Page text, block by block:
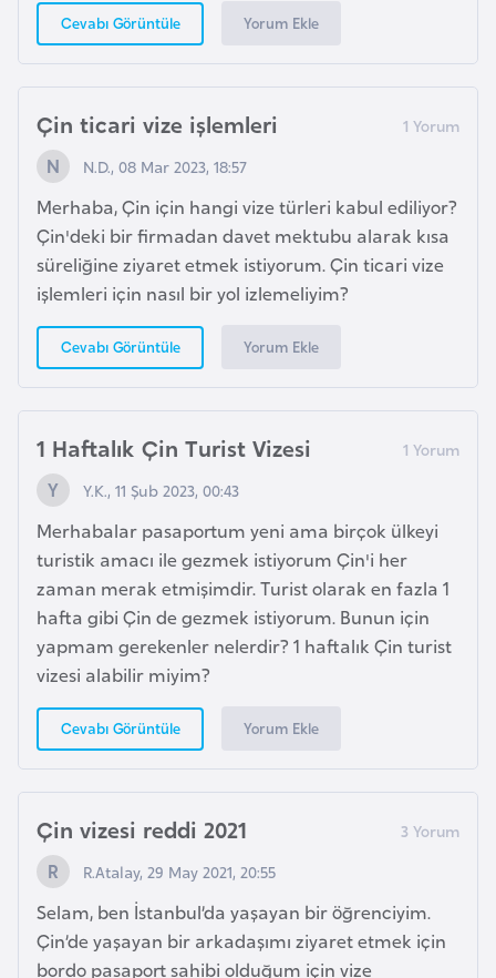
Cevabı Görüntüle Yorum Ekle
Çin ticari vize işlemleri
N.D., 08 Mar 2023, 18:57
Merhaba, Çin için hangi vize türleri kabul ediliyor?
Çin'deki bir firmadan davet mektubu alarak kısa
süreliğine ziyaret etmek istiyorum. Çin ticari vize
işlemleri için nasıl bir yol izlemeliyim?
Cevabı Görüntüle Yorum Ekle
1 Haftalık Çin Turist Vizesi
Y.K., 11 Şub 2023, 00:43
Merhabalar pasaportum yeni ama birçok ülkeyi
turistik amacı ile gezmek istiyorum Çin'i her
zaman merak etmişimdir. Turist olarak en fazla 1
hafta gibi Çin de gezmek istiyorum. Bunun için
yapmam gerekenler nelerdir? 1 haftalık Çin turist
vizesi alabilir miyim?
Cevabı Görüntüle Yorum Ekle
Çin vizesi reddi 2021
R.Atalay, 29 May 2021, 20:55
Selam, ben İstanbul’da yaşayan bir öğrenciyim.
Çin’de yaşayan bir arkadaşımı ziyaret etmek için
bordo pasaport sahibi olduğum için vize
n
e
y
K
o
r
e
G
ü
n
e
y
S
u
d
a
n
G
u
y
a
n
a
H
i
n
d
i